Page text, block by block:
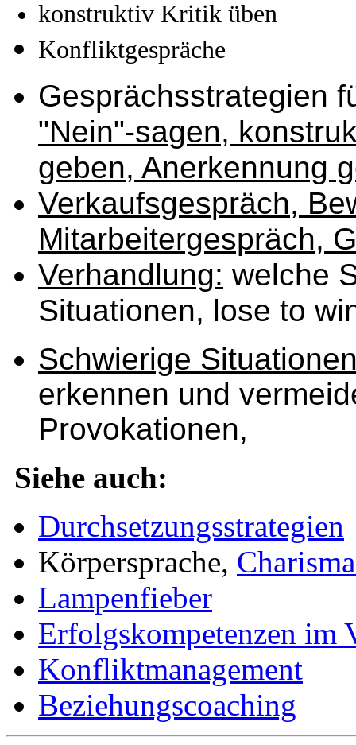
konstruktiv Kritik üben
Konfliktgespräche
Gesprächsstrategien
"Nein"-sagen,
geben, Anerkennung
Verkaufsgespräch,
Mitarbeitergespräch,
Verhandlung: welche
Situationen, lose to
Schwierige
erkennen und
Provokationen,
Siehe auch:
Durchsetzungsstrategien
Körpersprache,
Lampenfieber
Erfolgskompetenzen im
Konfliktmanagement
Beziehungscoaching